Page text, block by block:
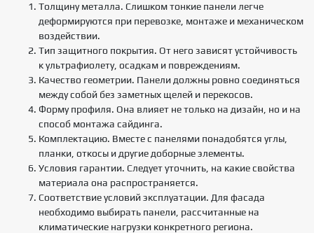
Толщину металла. Слишком тонкие панели легче
деформируются при перевозке, монтаже и механическом
воздействии.
Тип защитного покрытия. От него зависят устойчивость
к ультрафиолету, осадкам и повреждениям.
Качество геометрии. Панели должны ровно соединяться
между собой без заметных щелей и перекосов.
Форму профиля. Она влияет не только на дизайн, но и на
способ монтажа сайдинга.
Комплектацию. Вместе с панелями понадобятся углы,
планки, откосы и другие доборные элементы.
Условия гарантии. Следует уточнить, на какие свойства
материала она распространяется.
Соответствие условий эксплуатации. Для фасада
необходимо выбирать панели, рассчитанные на
климатические нагрузки конкретного региона.